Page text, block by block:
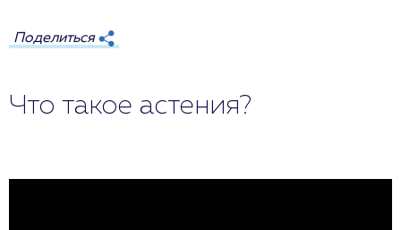
Поделиться
Что такое астения?